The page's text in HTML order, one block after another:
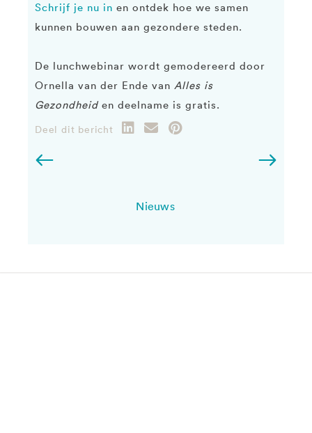
Schrijf je nu in en ontdek hoe we samen
kunnen bouwen aan gezondere steden.
De lunchwebinar wordt gemodereerd door
Ornella van der Ende van Alles is
Gezondheiden deelname is gratis.
Deel dit bericht
Nieuws